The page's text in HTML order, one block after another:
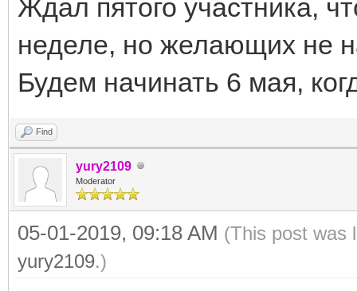
Ждал пятого участника,
неделе, но желающих не
Будем начинать 6 мая,
Find
yury2109
Moderator
05-01-2019, 09:18 AM (This post was
yury2109.)